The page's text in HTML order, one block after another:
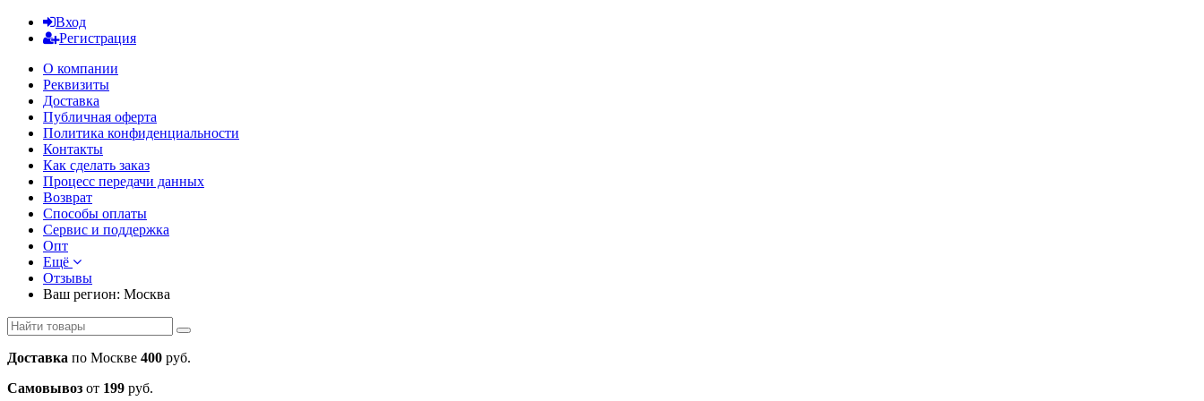
Вход
Регистрация
О компании
Реквизиты
Доставка
Публичная оферта
Политика конфиденциальности
Контакты
Как сделать заказ
Процесс передачи данных
Возврат
Способы оплаты
Сервис и поддержка
Опт
Ещё
Отзывы
Ваш регион: Москва
Доставка по Москве 400 руб.
Самовывоз от 199 руб.